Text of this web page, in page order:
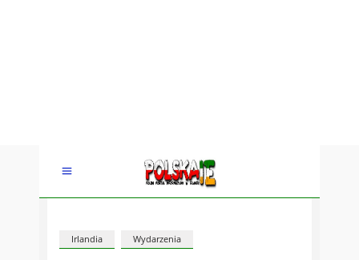
Irlandia Wydarzenia